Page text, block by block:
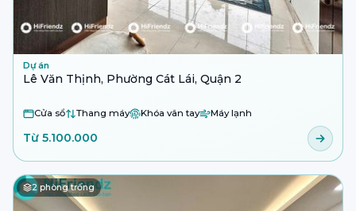
Dự án
Lê Văn Thịnh, Phường Cát Lái, Quận 2
Cửa sổ Thang máy Khóa vân tay Máy lạnh
Từ 5.100.000
2phòng trống